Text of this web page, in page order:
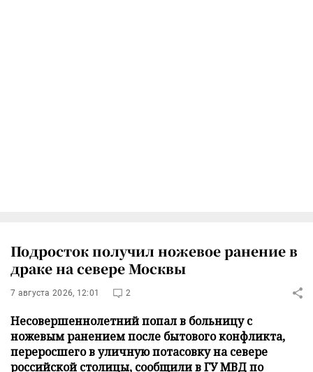
Подросток получил ножевое ранение в
драке на севере Москвы
7 августа 2026, 12:01 2
Несовершеннолетний попал в больницу с
ножевым ранением после бытового конфликта,
переросшего в уличную потасовку на севере
российской столицы, сообщили в ГУ МВД по